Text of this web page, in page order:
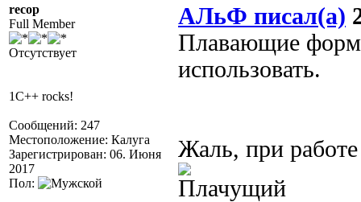
recop
Full Member
Отсутствует
1C++ rocks!
Сообщений: 247
Местоположение: Калуга
Зарегистрирован: 06. Июня
2017
Пол:
АЛьФ писал(а)
Плавающие
использовать.
Жаль, при